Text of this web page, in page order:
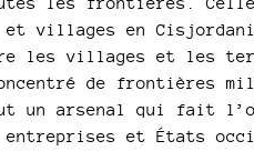
villages en
les villages et les
de frontières
un arsenal qui fait
entreprises et États